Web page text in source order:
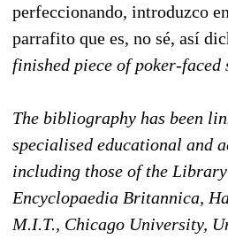
perfeccionando, introduzco
parrafito que es, no sé, así
finished piece of poker-faced
The bibliography has been
specialised educational and
including those of the
Encyclopaedia Britannica,
M.I.T., Chicago University,